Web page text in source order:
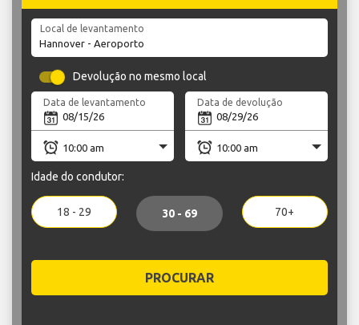
Local de levantamento
Devolução no mesmo local
Data de levantamento Data de devolução
Idade do condutor:
18 - 29 30 - 69 70+
PROCURAR